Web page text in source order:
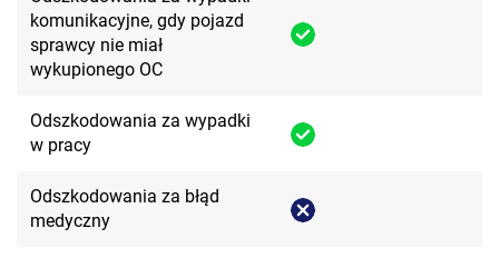
komunikacyjne, gdy pojazd
sprawcy nie miał
wykupionego OC
Odszkodowania za wypadki
w pracy
Odszkodowania za błąd
medyczny